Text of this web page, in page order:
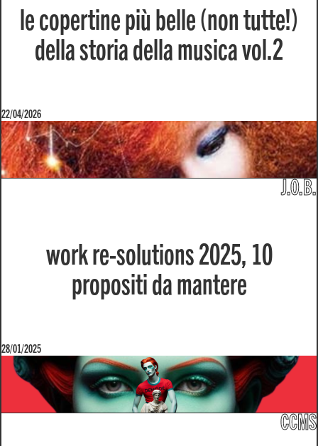
le copertine più belle (non tutte!)
della storia della musica vol.2
22/04/2026
J.O.B.
work re-solutions 2025, 10
propositi da mantere
28/01/2025
CCMS